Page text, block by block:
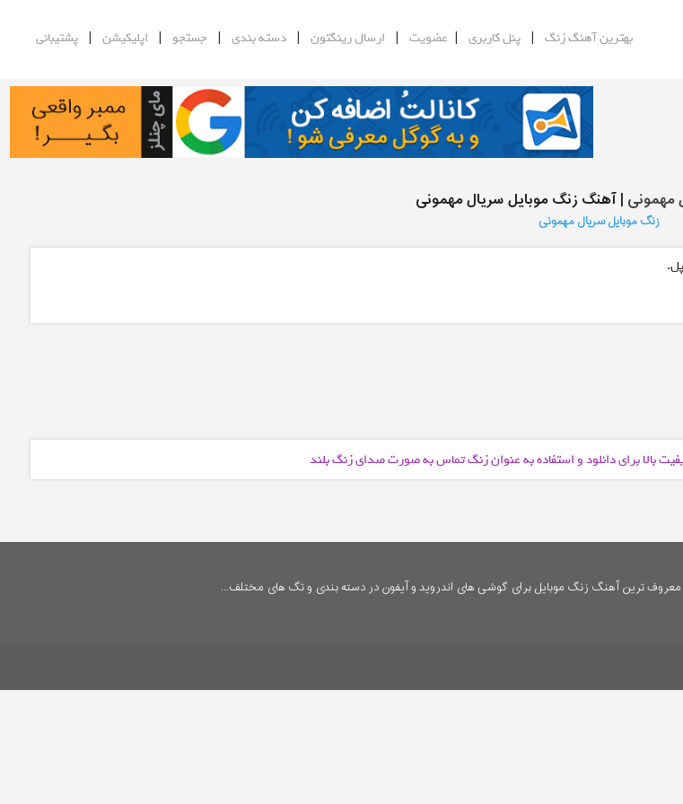
بهترین آهنگ زنگ |پنل کاربری | عضویت | ارسال رینگتون |دسته بندی | جستجو | اپلیکیشن |پشتیبانی
مهمونی | آهنگ زنگ موبایل سریال مهمونی
زنگ موبایل سریال مهمونی
بالا برای دانلود و استفاده به عنوان زنگ تماس به صورت صدای زنگ بلند
معروف ترین آهنگ زنگ موبایل برای گوشی های اندروید و آیفون در دسته بندی و تگ های مختلف...